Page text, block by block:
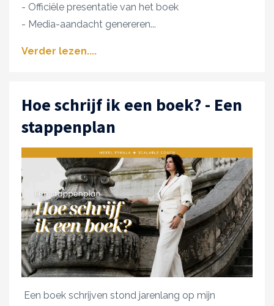
- Officiële presentatie van het boek
- Media-aandacht genereren...
Verder lezen....
Hoe schrijf ik een boek? - Een
stappenplan
Een boek schrijven stond jarenlang op mijn